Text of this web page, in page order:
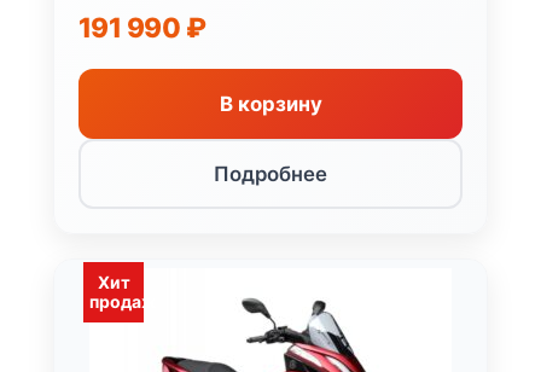
191 990 ₽
В корзину
Подробнее
Хит
продаж